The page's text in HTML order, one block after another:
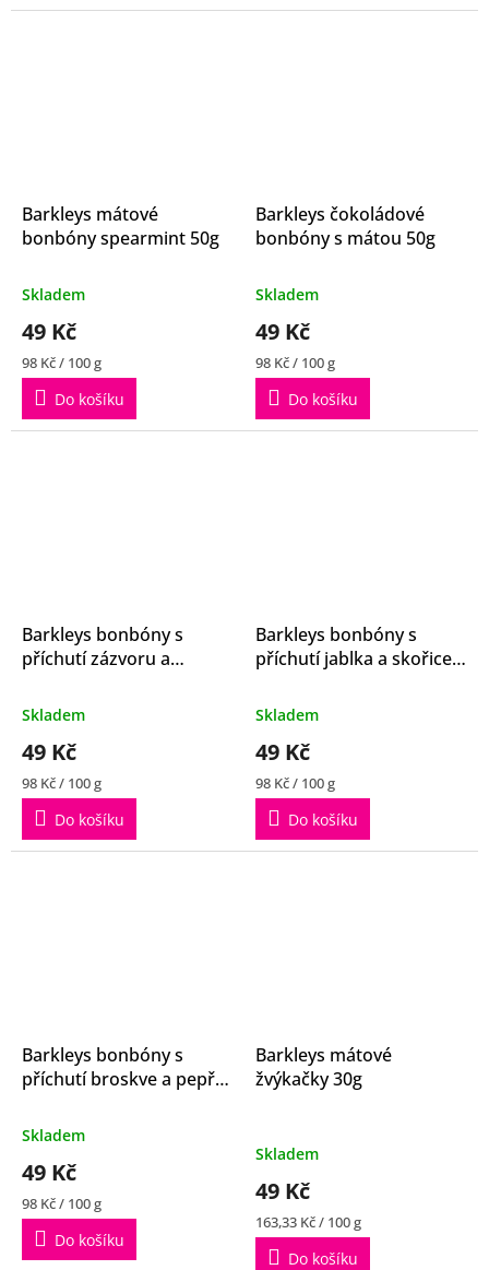
hvězdiček.
hvězdiček.
Barkleys mátové
bonbóny spearmint 50g
Průměrné
hodnocení
produktu
4,7
hvězdiček.
Skladem
49 Kč
Měrná
cena:
98 Kč / 100 g
Do košíku
Barkleys čokoládové
bonbóny s mátou 50g
Průměrné
hodnocení
produktu
3,5
hvězdiček.
Skladem
49 Kč
Měrná
cena:
98 Kč / 100 g
Do košíku
Barkleys bonbóny s
příchutí zázvoru a
Průměrné
hodnocení
produktu
4,4
hvězdiček.
Skladem
49 Kč
Měrná
cena:
98 Kč / 100 g
Do košíku
Barkleys bonbóny s
příchutí jablka a skořice
Průměrné
hodnocení
produktu
5,0
hvězdiček.
Skladem
49 Kč
Měrná
cena:
98 Kč / 100 g
Do košíku
Barkleys bonbóny s
příchutí broskve a pepře
Průměrné
hodnocení
produktu
4,5
Skladem
49 Kč
Měrná
cena:
98 Kč / 100 g
Do košíku
Barkleys mátové
žvýkačky 30g
Skladem
49 Kč
Měrná
cena:
163,33 Kč / 100 g
Do košíku